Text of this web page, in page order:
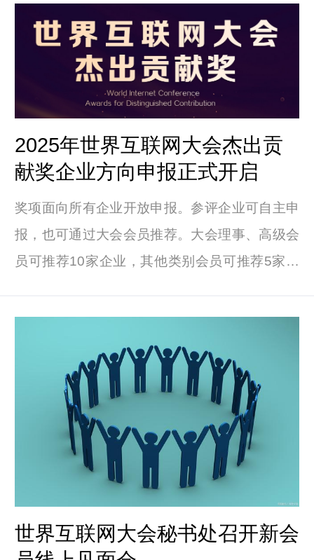
2025年世界互联网大会杰出贡
献奖企业方向申报正式开启
奖项面向所有企业开放申报。参评企业可自主申
报，也可通过大会会员推荐。大会理事、高级会
员可推荐10家企业，其他类别会员可推荐5家企
世界互联网大会秘书处召开新会